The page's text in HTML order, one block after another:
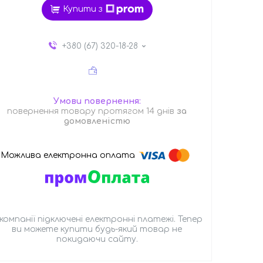
Купити з
+380 (67) 320-18-28
повернення товару протягом 14 днів за
домовленістю
підключені електронні платежі. Тепер
ви можете купити будь-який товар не
покидаючи сайту.